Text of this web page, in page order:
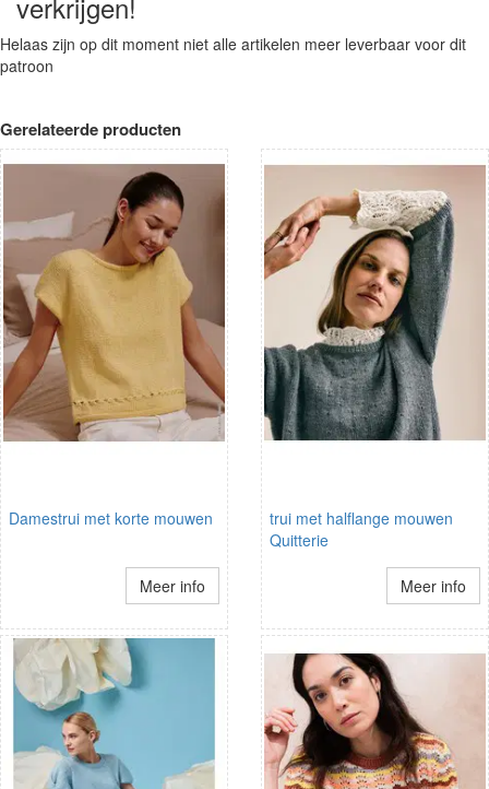
Helaas zijn op dit moment niet alle artikelen meer leverbaar voor dit
patroon
Gerelateerde producten
Damestrui met korte mouwen
Meer info
trui met halflange mouwen
Quitterie
Meer info